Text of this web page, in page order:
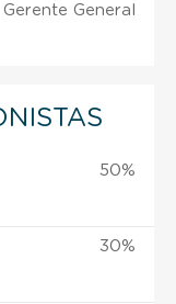
Gerente General
50%
30%